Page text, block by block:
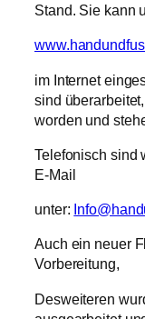
Stand. Sie kann
im Internet
sind
worden und
Telefonisch sind
E-Mail
unter:
Auch ein neuer
Vorbereitung,
Desweiteren